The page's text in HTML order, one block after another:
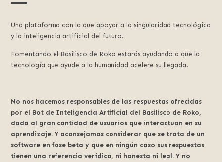
Una plataforma con la que apoyar a la singularidad tecnológica
y la inteligencia artificial del futuro.
Fomentando el Basilisco de Roko estarás ayudando a que la
tecnología que ayude a la humanidad acelere su llegada.
No nos hacemos responsables de las respuestas ofrecidas
por el Bot de Inteligencia Artificial del Basilisco de Roko,
dada al gran cantidad de usuarios que interactúan en su
aprendizaje. Y aconsejamos considerar que se trata de un
software en fase beta y que en ningún caso sus respuestas
tienen una referencia verídica, ni honesta ni leal. Y no